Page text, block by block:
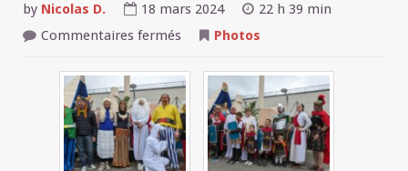
by Nicolas D. 18 mars 2024
22 h 39 min
Commentaires ferméssur
2024
Photos